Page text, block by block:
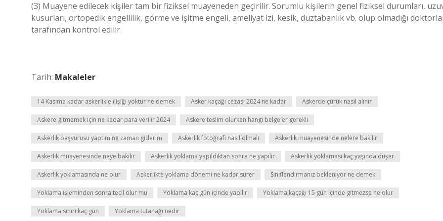
(3) Muayene edilecek kişiler tam bir fiziksel muayeneden geçirilir. Sorumlu kişilerin genel fiziksel durumları,
kusurları, ortopedik engellilik, görme ve işitme engeli, ameliyat izi, kesik, düztabanlık vb. olup olmadığı
tarafından kontrol edilir.
Tarih: Makaleler
14 Kasıma kadar askerlikle ilişiği yoktur ne demek Asker kaçağı cezası 2024 ne kadar Askerde çürük nasıl alınır
Askere gitmemek için ne kadar para verilir 2024 Askere teslim olurken hangi belgeler gerekli
Askerlik başvurusu yaptım ne zaman giderim Askerlik fotoğrafı nasıl olmalı Askerlik muayenesinde nelere bakılır
Askerlik muayenesinde neye bakılır Askerlik yoklama yapıldıktan sonra ne yapılır Askerlik yoklaması kaç yaşında düşer
Askerlik yoklamasında ne olur Askerlikte yoklama dönemi ne kadar sürer Sınıflandırmanız bekleniyor ne demek
Yoklama işleminden sonra tecil olur mu Yoklama kaç gün içinde yapılır Yoklama kaçağı 15 gün içinde gitmezse ne olur
Yoklama sınırı kaç gün Yoklama tutanağı nedir